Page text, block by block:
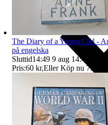
The Diary of a Young Girl -
på engelska
Sluttid14:49 9 aug 14:49
Pris:60 kr,Eller Köp nu 75 kr